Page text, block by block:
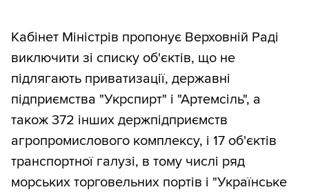
Кабінет Міністрів пропонує Верховній Раді
виключити зі списку об'єктів, що не
підлягають приватизації, державні
підприємства "Укрспирт" і "Артемсіль", а
також 372 інших держпідприємств
агропромислового комплексу, і 17 об'єктів
транспортної галузі, в тому числі ряд
морських торговельних портів і "Українське